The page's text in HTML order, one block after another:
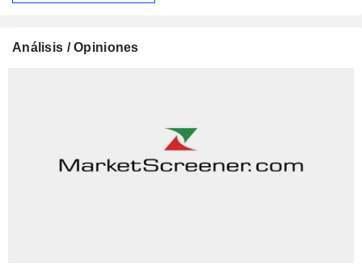
Análisis / Opiniones